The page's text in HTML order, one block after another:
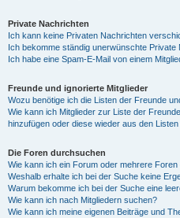
Private Nachrichten
Ich kann keine Privaten Nachrichten
Ich bekomme ständig unerwünschte Private
Ich habe eine Spam-E-Mail von einem
Freunde und ignorierte Mitglieder
Wozu benötige ich die Listen der Freunde
Wie kann ich Mitglieder zur Liste der
hinzufügen oder diese wieder aus den
Die Foren durchsuchen
Wie kann ich ein Forum oder mehrere
Weshalb erhalte ich bei der Suche keine
Warum bekomme ich bei der Suche eine
Wie kann ich nach Mitgliedern suchen?
Wie kann ich meine eigenen Beiträge und